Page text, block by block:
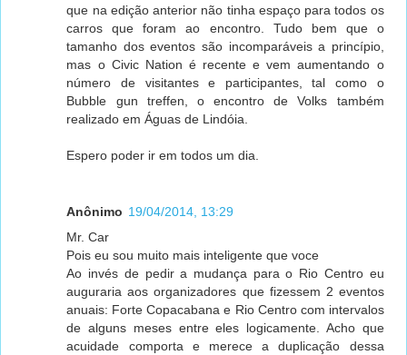
que na edição anterior não tinha espaço para todos os
carros que foram ao encontro. Tudo bem que o
tamanho dos eventos são incomparáveis a princípio,
mas o Civic Nation é recente e vem aumentando o
número de visitantes e participantes, tal como o
Bubble gun treffen, o encontro de Volks também
realizado em Águas de Lindóia.
Espero poder ir em todos um dia.
Anônimo 19/04/2014, 13:29
Mr. Car
Pois eu sou muito mais inteligente que voce
Ao invés de pedir a mudança para o Rio Centro eu
auguraria aos organizadores que fizessem 2 eventos
anuais: Forte Copacabana e Rio Centro com intervalos
de alguns meses entre eles logicamente. Acho que
acuidade comporta e merece a duplicação dessa